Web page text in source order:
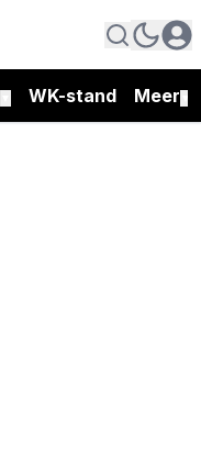
WK-stand Meer